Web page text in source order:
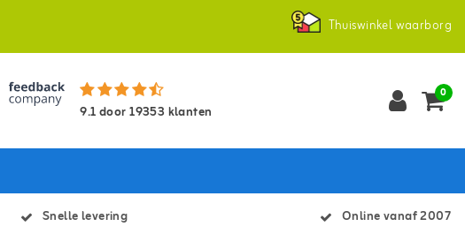
Thuiswinkel waarborg
9.1door19353 klanten
0
Snelle levering Online vanaf 2007